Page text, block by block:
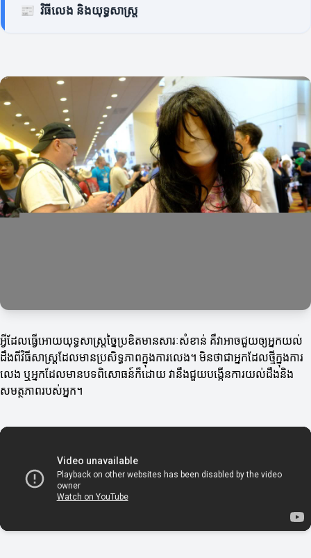
📰 វិធីលេង និងយុទ្ធសាស្ត្រ
អ្វីដែលធ្វើអោយយុទ្ធសាស្ត្រច្នៃប្រឌិតមានសារៈសំខាន់ គឺវាអាចជួយឲ្យអ្នកយល់
ដឹងពីវិធីសាស្ដ្រដែលមានប្រសិទ្ធភាពក្នុងការលេង។ មិនថាជាអ្នកដែលថ្មីក្នុងការ
លេង ឬអ្នកដែលមានបទពិសោធន៍ក៏ដោយ វានឹងជួយបង្កើនការយល់ដឹងនិង
សមត្ថភាពរបស់អ្នក។